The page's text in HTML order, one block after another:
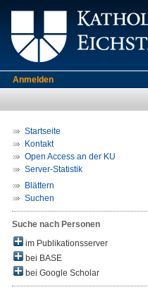
Anmelden
Startseite
Kontakt
Open Access an der KU
Server-Statistik
Blättern
Suchen
Suche nach Personen
im Publikationsserver
bei BASE
bei Google Scholar